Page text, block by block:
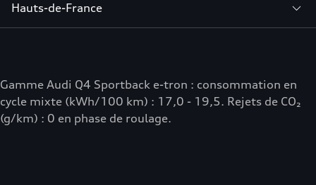
Hauts-de-France
Gamme Audi Q4 Sportback e-tron : consommation en
cycle mixte (kWh/100 km) : 17,0 - 19,5. Rejets de CO₂
(g/km) : 0 en phase de roulage.